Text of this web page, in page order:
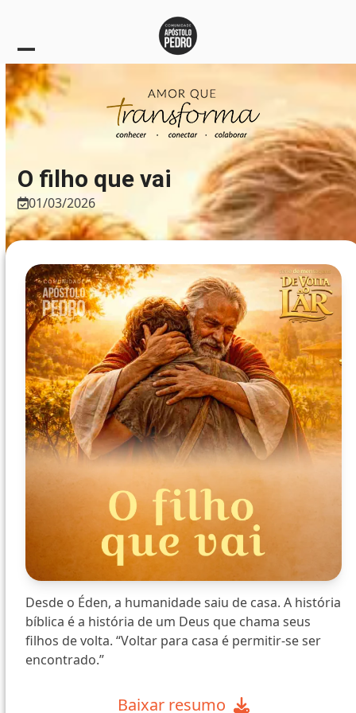
content
Open
mobile
menu
Close
mobile
menu
O filho que vai
01/03/2026
Desde o Éden, a humanidade saiu de casa. A história
bíblica é a história de um Deus que chama seus
filhos de volta. “Voltar para casa é permitir-se ser
encontrado.”
Baixar resumo